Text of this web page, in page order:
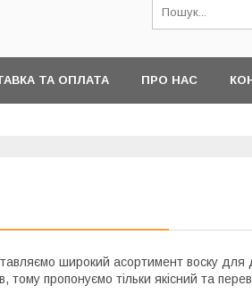
ТА ОПЛАТА ПРО НАС
широкий асортимент воску для
тому пропонуємо тільки якісний та